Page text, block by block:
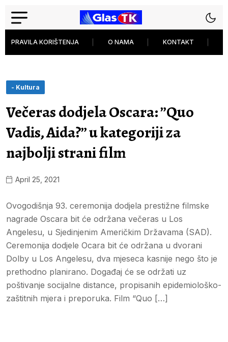
PRAVILA KORIŠTENJA O NAMA KONTAKT
- Kultura
Večeras dodjela Oscara: ”Quo
Vadis, Aida?” u kategoriji za
najbolji strani film
April 25, 2021
Ovogodišnja 93. ceremonija dodjela prestižne filmske
nagrade Oscara bit će održana večeras u Los
Angelesu, u Sjedinjenim Američkim Državama (SAD).
Ceremonija dodjele Ocara bit će održana u dvorani
Dolby u Los Angelesu, dva mjeseca kasnije nego što je
prethodno planirano. Događaj će se održati uz
poštivanje socijalne distance, propisanih epidemiološko-
zaštitnih mjera i preporuka. Film “Quo […]